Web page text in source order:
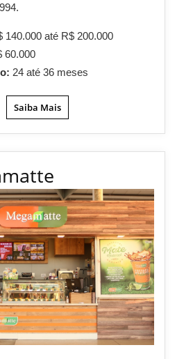
140.000 até R$ 200.000
60.000
24 até 36 meses
Saiba Mais